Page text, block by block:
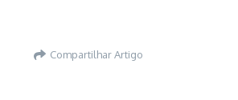
Compartilhar Artigo